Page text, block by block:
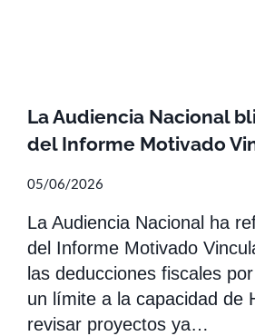
La Audiencia Nacional
del Informe Motivado
05/06/2026
La Audiencia Nacional ha
del Informe Motivado
las deducciones fiscales
un límite a la capacidad de
revisar proyectos ya…